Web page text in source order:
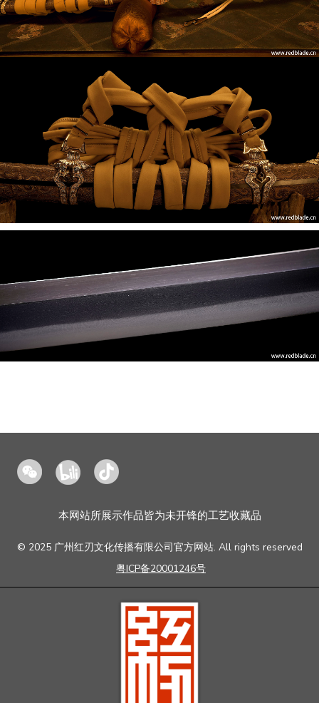
刃
音
本网站所展示作品皆为未开锋的工艺收藏品
© 2025 广州红刃文化传播有限公司官方网站. All rights reserved
粤ICP备20001246号